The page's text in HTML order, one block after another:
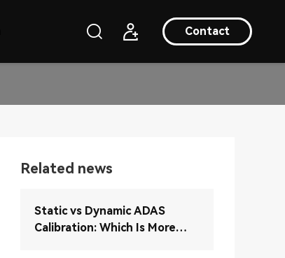
Contact
Related news
Static vs Dynamic ADAS
Calibration: Which Is More